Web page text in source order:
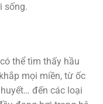
sống.
thể tìm thấy hầu
mọi miền, từ ốc
đến các loại